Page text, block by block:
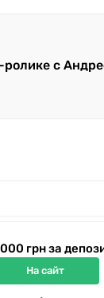
ролике с
грн за
На сайт